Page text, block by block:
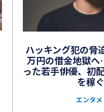
ハッキング犯の脅
万円の借金地獄
った若手俳優、初
を稼ぐ
エンタメ